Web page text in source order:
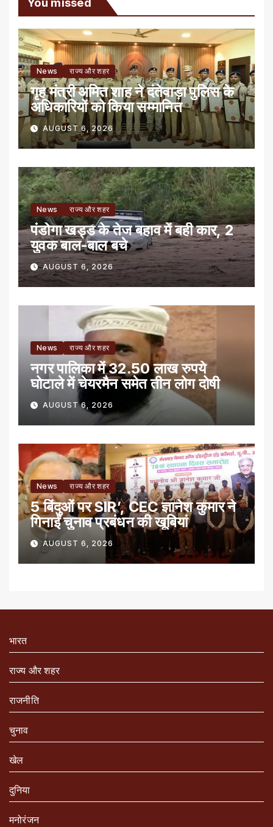
You missed
News राज्य और शहर
गृह मंत्री अमित शाह ने दंतेवाड़ा पुलिस के
अधिकारियों को किया सम्मानित
AUGUST 6, 2026
News राज्य और शहर
पंडोगा खड्ड के तेज बहाव में बही कार, 2
युवक बाल-बाल बचे
AUGUST 6, 2026
News राज्य और शहर
नगर पालिका में 32.50 लाख रुपये
घोटाले में चेयरमैन समेत तीन लोग दोषी
AUGUST 6, 2026
News राज्य और शहर
5 बिंदुओं पर SIR’, CEC ज्ञानेश कुमार ने
गिनाईं चुनाव प्रबंधन की खूबियां
AUGUST 6, 2026
भारत
राज्य और शहर
राजनीति
चुनाव
खेल
दुनिया
मनोरंजन